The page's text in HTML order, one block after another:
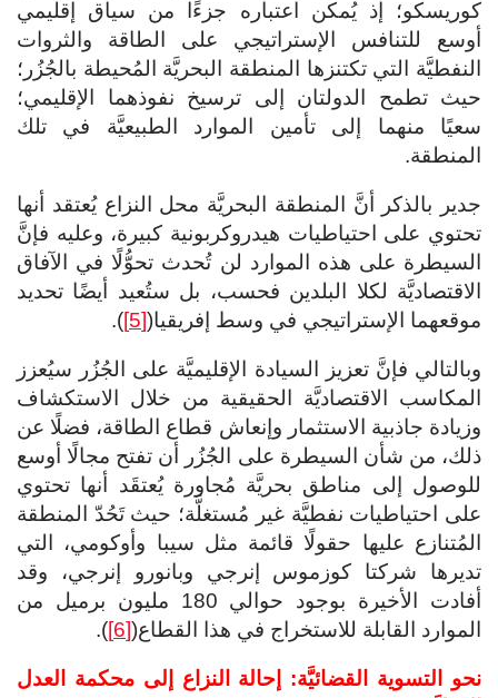
كوريسكو؛ إذ يُمكن اعتباره جزءًا من سياق إقليمي
أوسع للتنافس الإستراتيجي على الطاقة والثروات
النفطيَّة التي تكتنزها المنطقة البحريَّة المُحيطة بالجُزُر؛
حيث تطمح الدولتان إلى ترسيخ نفوذهما الإقليمي؛
سعيًا منهما إلى تأمين الموارد الطبيعيَّة في تلك
المنطقة.
جدير بالذكر أنَّ المنطقة البحريَّة محل النزاع يُعتقد أنها
تحتوي على احتياطيات هيدروكربونية كبيرة، وعليه فإنَّ
السيطرة على هذه الموارد لن تُحدث تحوُّلًا في الآفاق
الاقتصاديَّة لكلا البلدين فحسب، بل ستُعيد أيضًا تحديد
موقعهما الإستراتيجي في وسط إفريقيا([5]
).
وبالتالي فإنَّ تعزيز السيادة الإقليميَّة على الجُزُر سيُعزز
المكاسب الاقتصاديَّة الحقيقية من خلال الاستكشاف
وزيادة جاذبية الاستثمار وإنعاش قطاع الطاقة، فضلًا عن
ذلك، من شأن السيطرة على الجُزُر أن تفتح مجالًا أوسع
للوصول إلى مناطق بحريَّة مُجاورة يُعتقَد أنها تحتوي
على احتياطيات نفطيَّة غير مُستغلَّة؛ حيث تَحُدّ المنطقة
المُتنازع عليها حقولًا قائمة مثل سيبا وأوكومي، التي
تديرها شركتا كوزموس إنرجي وبانورو إنرجي، وقد
أفادت الأخيرة بوجود حوالي 180 مليون برميل من
الموارد القابلة للاستخراج في هذا القطاع([6]
).
نحو التسوية القضائيَّة: إحالة النزاع إلى محكمة العدل